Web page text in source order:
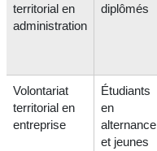
territorial en
administration
diplômés
Volontariat
territorial en
entreprise
Étudiants
en
alternance
et jeunes